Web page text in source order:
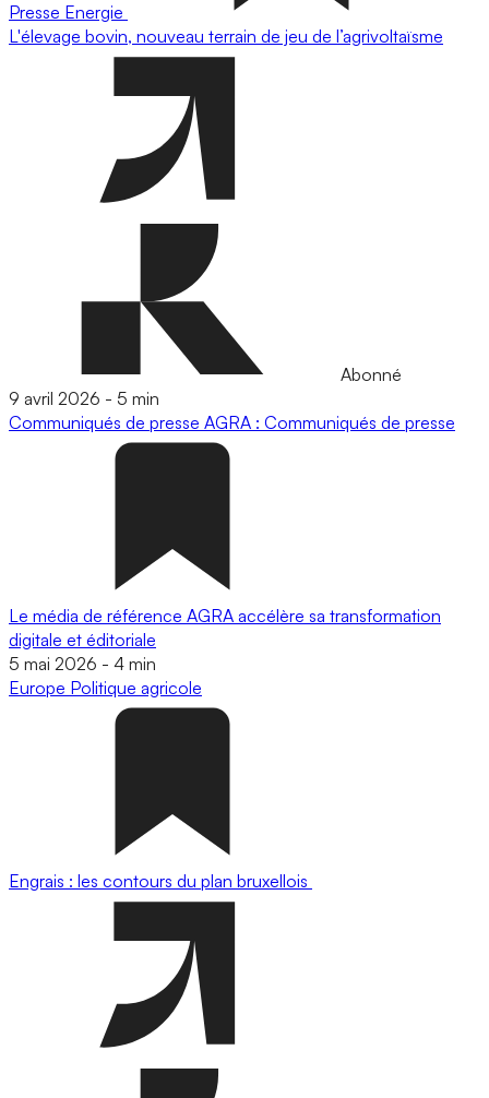
Presse Energie
L'élevage bovin, nouveau terrain de jeu de l’agrivoltaïsme
Abonné
9 avril 2026 - 5 min
Communiqués de presse AGRA : Communiqués de presse
Le média de référence AGRA accélère sa transformation
digitale et éditoriale
5 mai 2026 - 4 min
Europe Politique agricole
Engrais : les contours du plan bruxellois